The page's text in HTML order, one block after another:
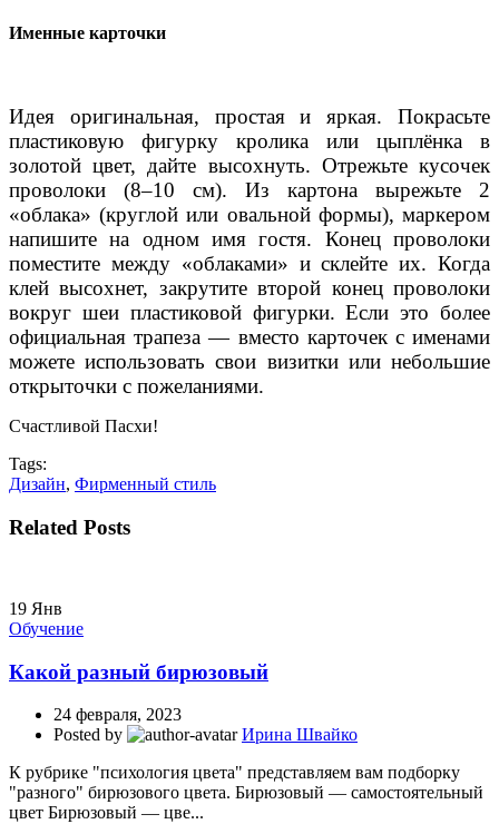
Именные карточки
Идея оригинальная, простая и яркая. Покрасьте
пластиковую фигурку кролика или цыплёнка в
золотой цвет, дайте высохнуть. Отрежьте кусочек
проволоки (8–10 см). Из картона вырежьте 2
«облака» (круглой или овальной формы), маркером
напишите на одном имя гостя. Конец проволоки
поместите между «облаками» и склейте их. Когда
клей высохнет, закрутите второй конец проволоки
вокруг шеи пластиковой фигурки. Если это более
официальная трапеза — вместо карточек с именами
можете использовать свои визитки или небольшие
открыточки с пожеланиями.
Счастливой Пасхи!
Tags:
Дизайн, Фирменный стиль
Related Posts
19 Янв
Обучение
Какой разный бирюзовый
24 февраля, 2023
Posted by
Ирина Швайко
К рубрике "психология цвета" представляем вам подборку
"разного" бирюзового цвета. Бирюзовый — самостоятельный
цвет Бирюзовый — цве...